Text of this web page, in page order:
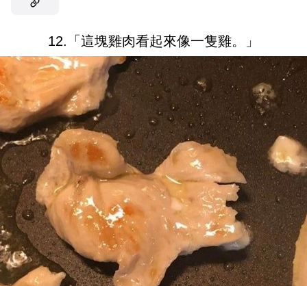
12.「這塊雞肉看起來像一隻雞。」